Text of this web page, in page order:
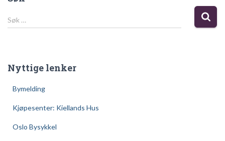
ø
t
Søk …
Nyttige lenker
Bymelding
Kjøpesenter: Kiellands Hus
Oslo Bysykkel